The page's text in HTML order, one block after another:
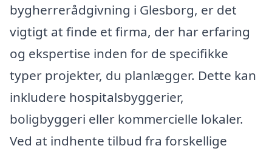
bygherrerådgivning i Glesborg, er det
vigtigt at finde et firma, der har erfaring
og ekspertise inden for de specifikke
typer projekter, du planlægger. Dette kan
inkludere hospitalsbyggerier,
boligbyggeri eller kommercielle lokaler.
Ved at indhente tilbud fra forskellige